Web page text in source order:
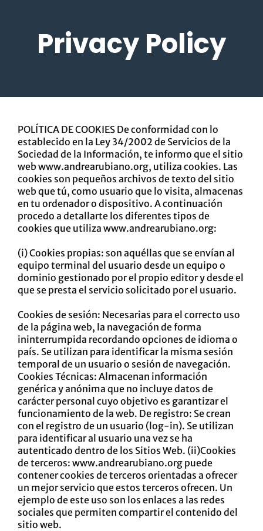
Privacy Policy
POLÍTICA DE COOKIES De conformidad con lo
establecido en la Ley 34/2002 de Servicios de la
Sociedad de la Información, te informo que el sitio
web www.andrearubiano.org, utiliza cookies. Las
cookies son pequeños archivos de texto del sitio
web que tú, como usuario que lo visita, almacenas
en tu ordenador o dispositivo. A continuación
procedo a detallarte los diferentes tipos de
cookies que utiliza www.andrearubiano.org:
(i) Cookies propias: son aquéllas que se envían al
equipo terminal del usuario desde un equipo o
dominio gestionado por el propio editor y desde el
que se presta el servicio solicitado por el usuario.
Cookies de sesión: Necesarias para el correcto uso
de la página web, la navegación de forma
ininterrumpida recordando opciones de idioma o
país. Se utilizan para identificar la misma sesión
temporal de un usuario o sesión de navegación.
Cookies Técnicas: Almacenan información
genérica y anónima que no incluye datos de
carácter personal cuyo objetivo es garantizar el
funcionamiento de la web. De registro: Se crean
con el registro de un usuario (log-in). Se utilizan
para identificar al usuario una vez se ha
autenticado dentro de los Sitios Web. (ii)Cookies
de terceros: www.andrearubiano.org puede
contener cookies de terceros orientadas a ofrecer
un mejor servicio que estos terceros ofrecen. Un
ejemplo de este uso son los enlaces a las redes
sociales que permiten compartir el contenido del
sitio web.